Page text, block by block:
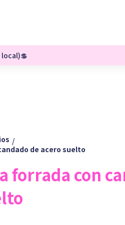
/
de acero suelto
forrada con